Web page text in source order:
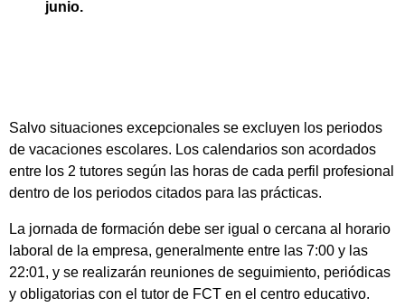
junio.
Salvo situaciones excepcionales se excluyen los periodos
de vacaciones escolares. Los calendarios son acordados
entre los 2 tutores según las horas de cada perfil profesional
dentro de los periodos citados para las prácticas.
La jornada de formación debe ser igual o cercana al horario
laboral de la empresa, generalmente entre las 7:00 y las
22:01, y se realizarán reuniones de seguimiento, periódicas
y obligatorias con el tutor de FCT en el centro educativo.